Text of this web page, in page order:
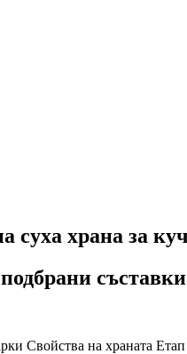
суха храна за
съставки
Свойства на храната